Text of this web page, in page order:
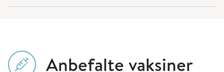
Anbefalte vaksiner